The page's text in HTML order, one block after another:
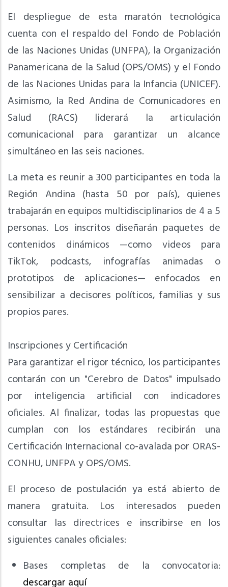
El despliegue de esta maratón tecnológica
cuenta con el respaldo del Fondo de Población
de las Naciones Unidas (UNFPA), la Organización
Panamericana de la Salud (OPS/OMS) y el Fondo
de las Naciones Unidas para la Infancia (UNICEF).
Asimismo, la Red Andina de Comunicadores en
Salud (RACS) liderará la articulación
comunicacional para garantizar un alcance
simultáneo en las seis naciones.
La meta es reunir a 300 participantes en toda la
Región Andina (hasta 50 por país), quienes
trabajarán en equipos multidisciplinarios de 4 a 5
personas. Los inscritos diseñarán paquetes de
contenidos dinámicos —como videos para
TikTok, podcasts, infografías animadas o
prototipos de aplicaciones— enfocados en
sensibilizar a decisores políticos, familias y sus
propios pares.
Inscripciones y Certificación
Para garantizar el rigor técnico, los participantes
contarán con un "Cerebro de Datos" impulsado
por inteligencia artificial con indicadores
oficiales. Al finalizar, todas las propuestas que
cumplan con los estándares recibirán una
Certificación Internacional co-avalada por ORAS-
CONHU, UNFPA y OPS/OMS.
El proceso de postulación ya está abierto de
manera gratuita. Los interesados pueden
consultar las directrices e inscribirse en los
siguientes canales oficiales:
Bases completas de la convocatoria:
descargar aquí